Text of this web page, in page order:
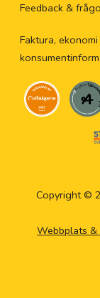
Feedback &
Faktura,
Copyright ©
Webbplats &